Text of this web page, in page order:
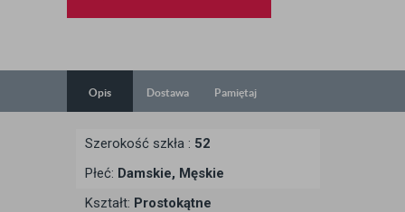
Opis Dostawa Pamiętaj
Szerokość szkła : 52
Płeć: Damskie, Męskie
Kształt: Prostokątne